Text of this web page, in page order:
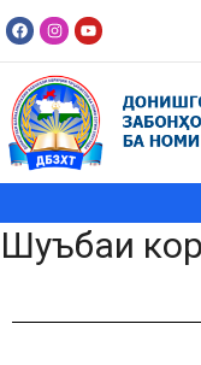
Шуъбаи кор